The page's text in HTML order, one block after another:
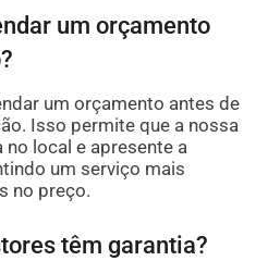
um orçamento
um orçamento antes de
Isso permite que a nossa
local e apresente a
um serviço mais
no preço.
têm garantia?